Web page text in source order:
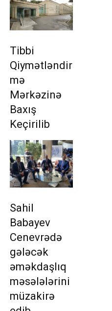
Tibbi
Qiymətləndir
mə
Mərkəzinə
Baxış
Keçirilib
Sahil
Babayev
Cenevrədə
gələcək
əməkdaşlıq
məsələlərini
müzakirə